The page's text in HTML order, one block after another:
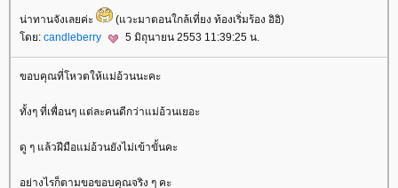
น่าทานจังเลยค่ะ
(แวะมาตอนใกล้เที่ยง ท้องเริ่มร้อง อิอิ)
ดย: candleberry 5 มิถุนายน 2553 11:39:25 น.
ขอบคุณที่โหวตให้แม่อ้วนนะคะ
ทั้งๆ ที่เพื่อนๆ แต่ละคนดีกว่าแม่อ้วนเยอะ
ดู ๆ แล้วฝีมือแม่อ้วนยังไม่เข้าขั้นคะ
อย่างไรก็ตามขอขอบคุณจริง ๆ คะ